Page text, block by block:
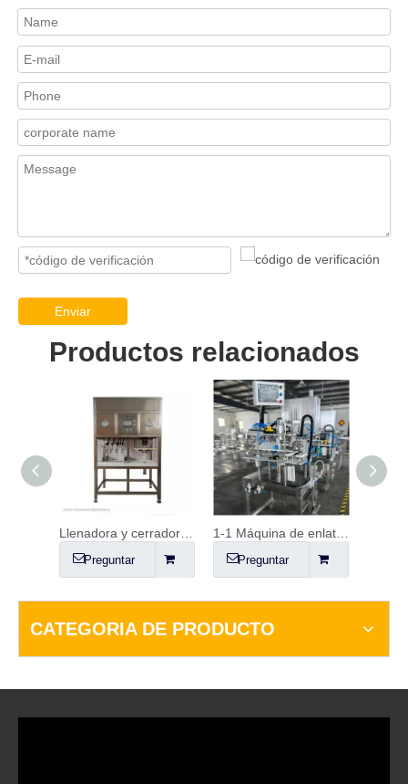
Enviar
Productos relacionados
Preguntar Preguntar
CATEGORIA DE PRODUCTO